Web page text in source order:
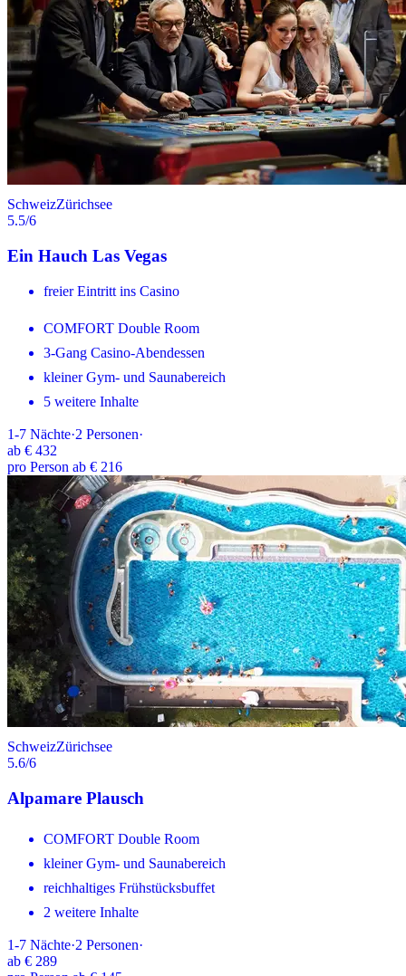
SchweizZürichsee
5.5/6
Ein Hauch Las Vegas
freier Eintritt ins Casino
COMFORT Double Room
3-Gang Casino-Abendessen
kleiner Gym- und Saunabereich
5 weitere Inhalte
1-7 Nächte·2 Personen·
ab € 432
pro Person ab € 216
SchweizZürichsee
5.6/6
Alpamare Plausch
COMFORT Double Room
kleiner Gym- und Saunabereich
reichhaltiges Frühstücksbuffet
2 weitere Inhalte
1-7 Nächte·2 Personen·
ab € 289